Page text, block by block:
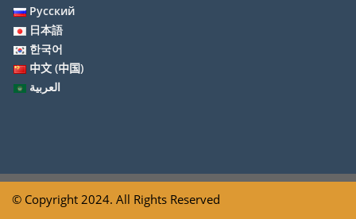
Русский
日本語
한국어
中文 (中国)
العربية
© Copyright 2024. All Rights Reserved